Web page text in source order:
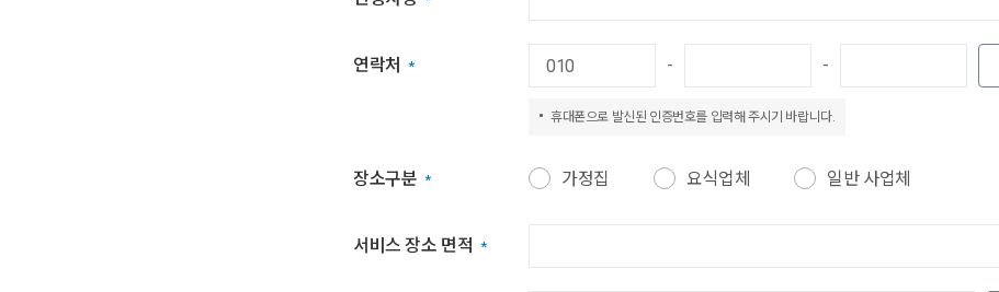
신
폼
연락처 * - -
휴대폰으로 발신된 인증번호를 입력해 주시기 바랍니다.
장소구분 * 가정집 요식업체 일반 사업체
서비스 장소 면적 *